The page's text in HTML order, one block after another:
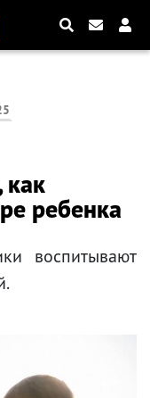
как
ребенка
воспитывают